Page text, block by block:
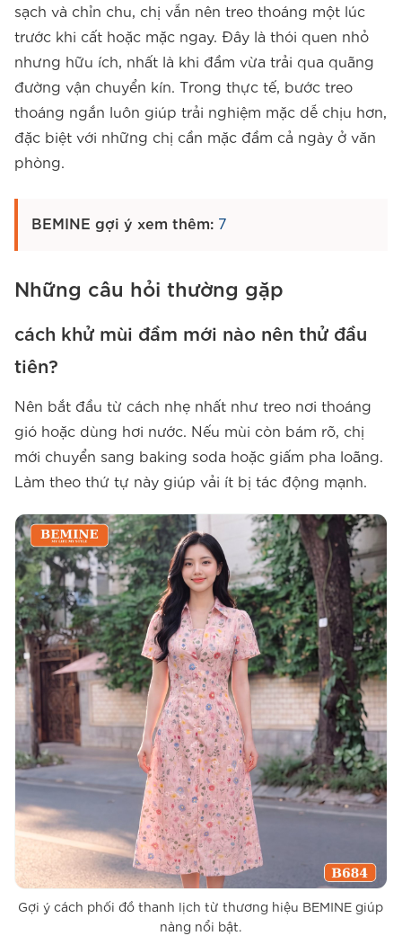
sạch và chỉn chu, chị vẫn nên treo thoáng một lúc
trước khi cất hoặc mặc ngay. Đây là thói quen nhỏ
nhưng hữu ích, nhất là khi đầm vừa trải qua quãng
đường vận chuyển kín. Trong thực tế, bước treo
thoáng ngắn luôn giúp trải nghiệm mặc dễ chịu hơn,
đặc biệt với những chị cần mặc đầm cả ngày ở văn
phòng.
BEMINE gợi ý xem thêm: 7
Những câu hỏi thường gặp
cách khử mùi đầm mới nào nên thử đầu
tiên?
Nên bắt đầu từ cách nhẹ nhất như treo nơi thoáng
gió hoặc dùng hơi nước. Nếu mùi còn bám rõ, chị
mới chuyển sang baking soda hoặc giấm pha loãng.
Làm theo thứ tự này giúp vải ít bị tác động mạnh.
Gợi ý cách phối đồ thanh lịch từ thương hiệu BEMINE giúp
nàng nổi bật.